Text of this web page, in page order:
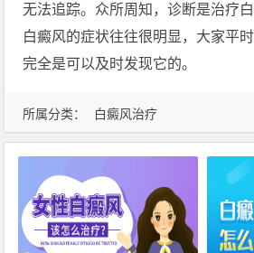
所属分类： 白癜风治疗
无法追踪。众所周知，诊断是治疗
白癜风的症状往往很明显，大家平
完全是可以及时发现它的。